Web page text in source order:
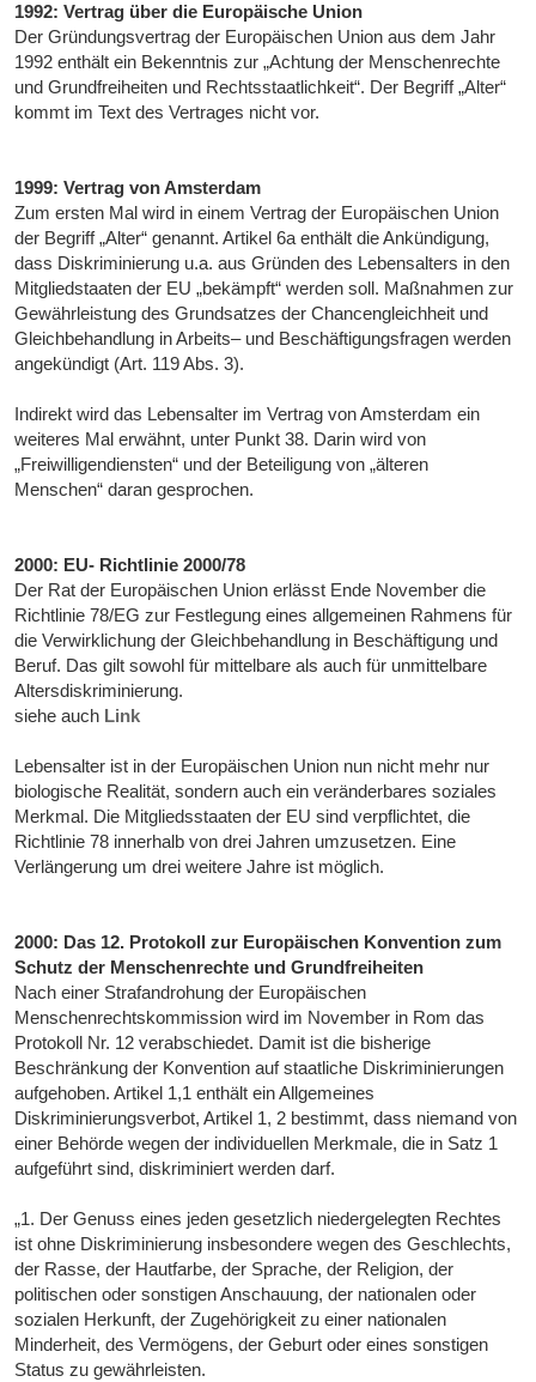
1992: Vertrag über die Europäische Union
Der Gründungsvertrag der Europäischen Union aus dem Jahr
1992 enthält ein Bekenntnis zur „Achtung der Menschenrechte
und Grundfreiheiten und Rechtsstaatlichkeit“. Der Begriff „Alter“
kommt im Text des Vertrages nicht vor.
1999: Vertrag von Amsterdam
Zum ersten Mal wird in einem Vertrag der Europäischen Union
der Begriff „Alter“ genannt. Artikel 6a enthält die Ankündigung,
dass Diskriminierung u.a. aus Gründen des Lebensalters in den
Mitgliedstaaten der EU „bekämpft“ werden soll. Maßnahmen zur
Gewährleistung des Grundsatzes der Chancengleichheit und
Gleichbehandlung in Arbeits– und Beschäftigungsfragen werden
angekündigt (Art. 119 Abs. 3).
Indirekt wird das Lebensalter im Vertrag von Amsterdam ein
weiteres Mal erwähnt, unter Punkt 38. Darin wird von
„Freiwilligendiensten“ und der Beteiligung von „älteren
Menschen“ daran gesprochen.
2000: EU- Richtlinie 2000/78
Der Rat der Europäischen Union erlässt Ende November die
Richtlinie 78/EG zur Festlegung eines allgemeinen Rahmens für
die Verwirklichung der Gleichbehandlung in Beschäftigung und
Beruf. Das gilt sowohl für mittelbare als auch für unmittelbare
Altersdiskriminierung.
siehe auch Link
Lebensalter ist in der Europäischen Union nun nicht mehr nur
biologische Realität, sondern auch ein veränderbares soziales
Merkmal. Die Mitgliedsstaaten der EU sind verpflichtet, die
Richtlinie 78 innerhalb von drei Jahren umzusetzen. Eine
Verlängerung um drei weitere Jahre ist möglich.
2000: Das 12. Protokoll zur Europäischen Konvention zum
Schutz der Menschenrechte und Grundfreiheiten
Nach einer Strafandrohung der Europäischen
Menschenrechtskommission wird im November in Rom das
Protokoll Nr. 12 verabschiedet. Damit ist die bisherige
Beschränkung der Konvention auf staatliche Diskriminierungen
aufgehoben. Artikel 1,1 enthält ein Allgemeines
Diskriminierungsverbot, Artikel 1, 2 bestimmt, dass niemand von
einer Behörde wegen der individuellen Merkmale, die in Satz 1
aufgeführt sind, diskriminiert werden darf.
„1. Der Genuss eines jeden gesetzlich niedergelegten Rechtes
ist ohne Diskriminierung insbesondere wegen des Geschlechts,
der Rasse, der Hautfarbe, der Sprache, der Religion, der
politischen oder sonstigen Anschauung, der nationalen oder
sozialen Herkunft, der Zugehörigkeit zu einer nationalen
Minderheit, des Vermögens, der Geburt oder eines sonstigen
Status zu gewährleisten.